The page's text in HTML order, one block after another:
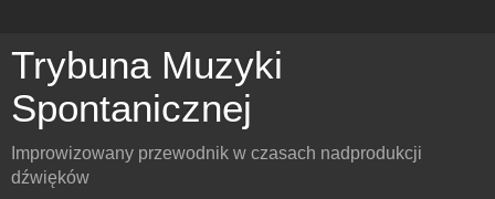
Trybuna Muzyki
Spontanicznej
Improwizowany przewodnik w czasach nadprodukcji
dźwięków